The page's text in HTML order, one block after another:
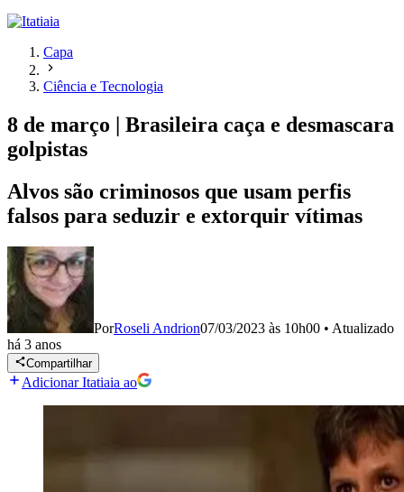
Capa
Ciência e Tecnologia
8 de março | Brasileira caça e desmascara
golpistas
Alvos são criminosos que usam perfis
falsos para seduzir e extorquir vítimas
PorRoseli Andrion07/03/2023 às 10h00 • Atualizado
há 3 anos
Compartilhar
Adicionar Itatiaia ao